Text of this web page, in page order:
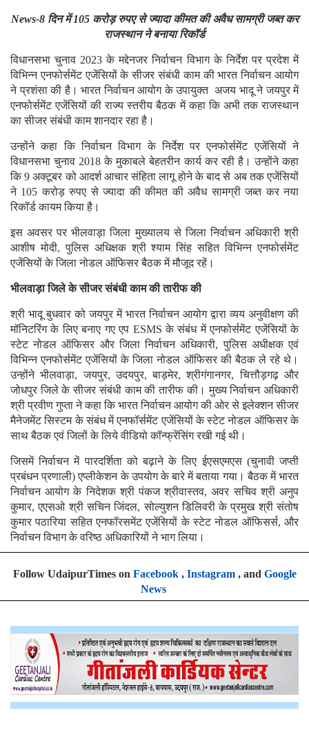
News-8 दिन में 105 करोड़ रुपए से ज्यादा कीमत की अवैध सामग्री जब्त कर
राजस्थान ने बनाया रिकॉर्ड
विधानसभा चुनाव 2023 के मद्देनजर निर्वाचन विभाग के निर्देश पर प्रदेश में
विभिन्न एनफोर्समेंट एजेंसियों के सीजर संबंधी काम की भारत निर्वाचन आयोग
ने प्रशंसा की है। भारत निर्वाचन आयोग के उपायुक्त अजय भादू ने जयपुर में
एनफोर्समेंट एजेंसियों की राज्य स्तरीय बैठक में कहा कि अभी तक राजस्थान
का सीजर संबंधी काम शानदार रहा है।
उन्होंने कहा कि निर्वाचन विभाग के निर्देश पर एनफोर्समेंट एजेंसियों ने
विधानसभा चुनाव 2018 के मुकाबले बेहतरीन कार्य कर रही है। उन्होंने कहा
कि 9 अक्टूबर को आदर्श आचार संहिता लागू होने के बाद से अब तक एजेंसियों
ने 105 करोड़ रुपए से ज्यादा की कीमत की अवैध सामग्री जब्त कर नया
रिकॉर्ड कायम किया है।
इस अवसर पर भीलवाड़ा जिला मुख्यालय से जिला निर्वाचन अधिकारी श्री
आशीष मोदी, पुलिस अधिक्षक श्री श्याम सिंह सहित विभिन्न एनफोर्समेंट
एजेंसियों के जिला नोडल ऑफिसर बैठक में मौजूद रहें।
भीलवाड़ा जिले के सीजर संबंधी काम की तारीफ की
श्री भादू बुधवार को जयपुर में भारत निर्वाचन आयोग द्वारा व्यय अनुवीक्षण की
मॉनिटरिंग के लिए बनाए गए एप ESMS के संबंध में एनफोर्समेंट एजेंसियों के
स्टेट नोडल ऑफिसर और जिला निर्वाचन अधिकारी, पुलिस अधीक्षक एवं
विभिन्न एनफोर्समेंट एजेंसियों के जिला नोडल ऑफिसर की बैठक ले रहे थे।
उन्होंने भीलवाड़ा, जयपुर, उदयपुर, बाड़मेर, श्रीगंगानगर, चित्तौड़गढ़ और
जोधपुर जिले के सीजर संबंधी काम की तारीफ की। मुख्य निर्वाचन अधिकारी
श्री प्रवीण गुप्ता ने कहा कि भारत निर्वाचन आयोग की ओर से इलेक्शन सीजर
मैनेजमेंट सिस्टम के संबंध में एनफॉर्समेंट एजेंसियों के स्टेट नोडल ऑफिसर के
साथ बैठक एवं जिलों के लिये वीडियो कॉन्फ्रेंसिंग रखी गई थी।
जिसमें निर्वाचन में पारदर्शिता को बढ़ाने के लिए ईएसएमएस (चुनावी जप्ती
प्रबंधन प्रणाली) एप्लीकेशन के उपयोग के बारे में बताया गया। बैठक में भारत
निर्वाचन आयोग के निदेशक श्री पंकज श्रीवास्तव, अवर सचिव श्री अनुप
कुमार, एएसओ श्री सचिन जिंदल, सोल्युशन डिलिवरी के प्रमुख श्री संतोष
कुमार पठारिया सहित एनफॉरसमेंट एजेंसियों के स्टेट नोडल ऑफिसर्स, और
निर्वाचन विभाग के वरिष्ठ अधिकारियों ने भाग लिया।
Follow UdaipurTimes on Facebook, Instagram, and Google
News